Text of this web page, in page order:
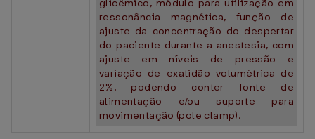
glicêmico, módulo para utilização em
ressonância magnética, função de
ajuste da concentração do despertar
do paciente durante a anestesia, com
ajuste em níveis de pressão e
variação de exatidão volumétrica de
2%, podendo conter fonte de
alimentação e/ou suporte para
movimentação (pole clamp).